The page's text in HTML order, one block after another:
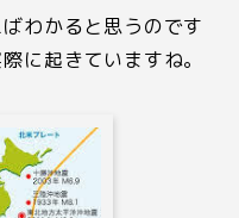
わかると思うのです
に起きていますね。